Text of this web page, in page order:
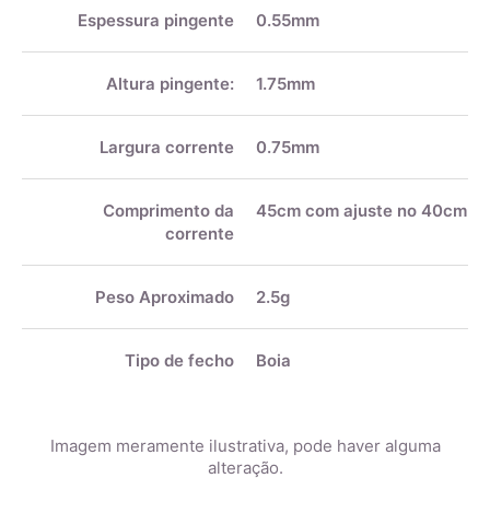
Espessura pingente 0.55mm
Altura pingente: 1.75mm
Largura corrente 0.75mm
Comprimento da
corrente
45cm com ajuste no 40cm
Peso Aproximado 2.5g
Tipo de fecho Boia
Imagem meramente ilustrativa, pode haver alguma
alteração.